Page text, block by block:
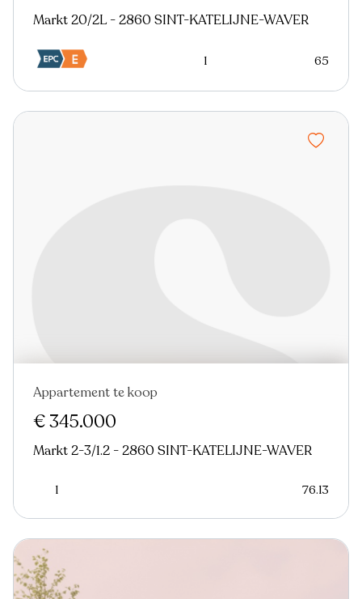
Markt 20/2L - 2860 SINT-KATELIJNE-WAVER
1 65
Appartement te koop
€ 345.000
Markt 2-3/1.2 - 2860 SINT-KATELIJNE-WAVER
1 76.13